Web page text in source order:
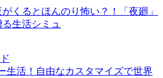
くるとほんのり怖い？！「夜廻」
生活シミュ
生活！自由なカスタマイズで世界